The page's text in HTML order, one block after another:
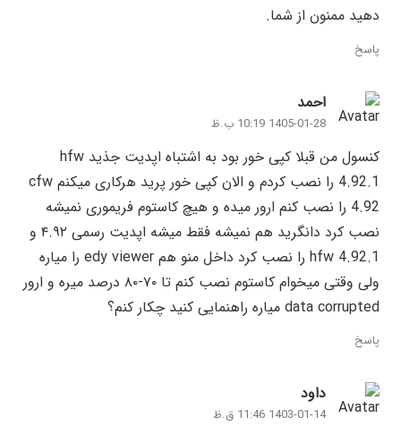
دهید ممنون از شما.
پاسخ
احمد
1405-01-28 10:19 ب.ظ
کنسول من قبلا کپی خور بود به اشتباه اپدیت جذید hfw
4.92.1 را نصب کردم و الان کپی خور پرید هرکاری میکنم cfw
4.92 را نصب کنم ارور میده و هیچ کاستوم فریموری نمیشه
نصب کرد دانگرید هم نمیشه فقط میشه اپدیت رسمی ۴.۹۲ و
hfw 4.92.1 را نصب کرد داخل منو هم edy viewer را میاره
ولی وقتی میخوام کاستوم نصب کنم تا ۷۰-۸۰ درصد میره و ارور
data corrupted میاره راهنمایی کنید چکار کنم؟
پاسخ
داود
1403-01-14 11:46 ق.ظ